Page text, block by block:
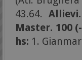
43.64.
Master. 100
hs: 1.